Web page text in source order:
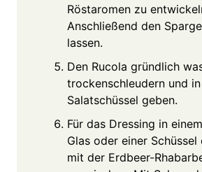
Röstaromen zu
Anschließend den
lassen.
Den Rucola gründlich
trockenschleudern und
Salatschüssel geben.
Für das Dressing in
Glas oder einer Schüssel
mit der Erdbeer-